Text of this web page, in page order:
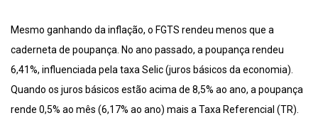
Mesmo ganhando da inflação, o FGTS rendeu menos que a
caderneta de poupança. No ano passado, a poupança rendeu
6,41%, influenciada pela taxa Selic (juros básicos da economia).
Quando os juros básicos estão acima de 8,5% ao ano, a poupança
rende 0,5% ao mês (6,17% ao ano) mais a Taxa Referencial (TR).